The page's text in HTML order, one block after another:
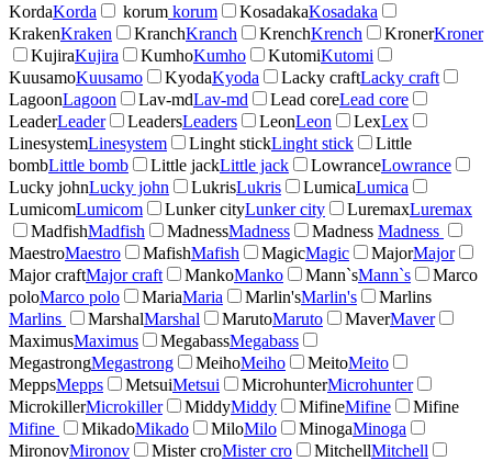
KordaKorda korum korum KosadakaKosadaka
KrakenKraken KranchKranch KrenchKrench KronerKroner
KujiraKujira KumhoKumho KutomiKutomi
KuusamoKuusamo KyodaKyoda Lacky craftLacky craft
LagoonLagoon Lav-mdLav-md Lead coreLead core
LeaderLeader LeadersLeaders LeonLeon LexLex
LinesystemLinesystem Linght stickLinght stick
Little
bombLittle bomb Little jackLittle jack LowranceLowrance
Lucky johnLucky john LukrisLukris LumicaLumica
LumicomLumicom Lunker cityLunker city LuremaxLuremax
MadfishMadfish MadnessMadness Madness Madness
MaestroMaestro MafishMafish MagicMagic MajorMajor
Major craftMajor craft MankoManko Mann`sMann`s
Marco
poloMarco polo MariaMaria Marlin'sMarlin's
Marlins
Marlins
MarshalMarshal MarutoMaruto MaverMaver
MaximusMaximus MegabassMegabass
MegastrongMegastrong MeihoMeiho MeitoMeito
MeppsMepps MetsuiMetsui MicrohunterMicrohunter
MicrokillerMicrokiller MiddyMiddy MifineMifine
Mifine
Mifine
MikadoMikado MiloMilo MinogaMinoga
MironovMironov Mister croMister cro MitchellMitchell